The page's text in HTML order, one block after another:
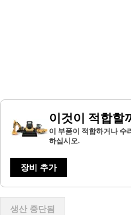
이것이 적합할
이 부품이 적합하거나 수
하십시오.
장비 추가
생산 중단됨